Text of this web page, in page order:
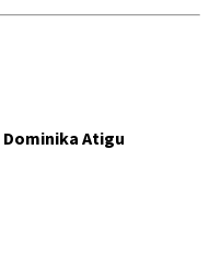
Dominika Atigu